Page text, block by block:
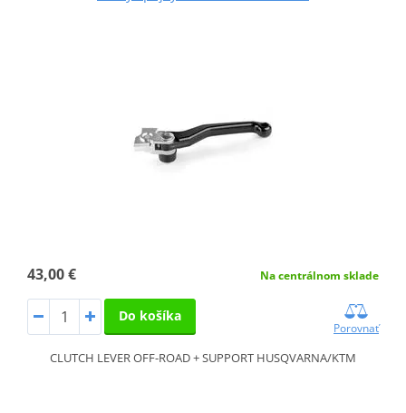
43,00 € Na centrálnom sklade
Do košíka
Porovnať
CLUTCH LEVER OFF-ROAD + SUPPORT HUSQVARNA/KTM